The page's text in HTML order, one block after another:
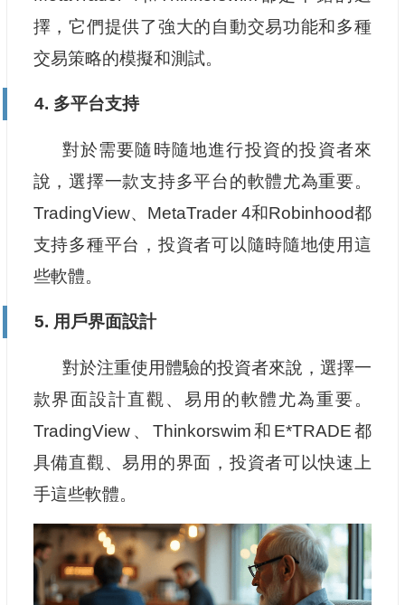
擇，它們提供了強大的自動交易功能和多種
交易策略的模擬和測試。
4. 多平台支持
對於需要隨時隨地進行投資的投資者來
說，選擇一款支持多平台的軟體尤為重要。
TradingView、MetaTrader 4和Robinhood都
支持多種平台，投資者可以隨時隨地使用這
些軟體。
5. 用戶界面設計
對於注重使用體驗的投資者來說，選擇一
款界面設計直觀、易用的軟體尤為重要。
TradingView、Thinkorswim和E*TRADE都
具備直觀、易用的界面，投資者可以快速上
手這些軟體。